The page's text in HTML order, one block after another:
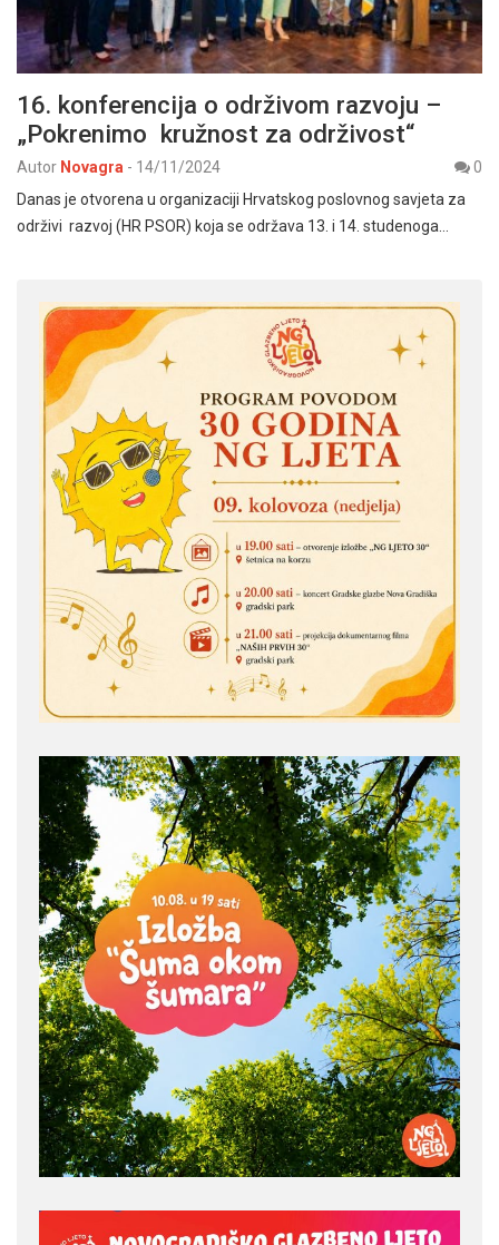
16. konferencija o održivom razvoju –
„Pokrenimo kružnost za održivost“
Autor Novagra - 14/11/2024
0
Danas je otvorena u organizaciji Hrvatskog poslovnog savjeta za
održivi razvoj (HR PSOR) koja se održava 13. i 14. studenoga…